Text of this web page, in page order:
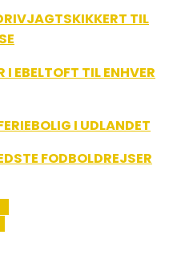
TIL
I EBELTOFT TIL ENHVER
I UDLANDET
FODBOLDREJSER